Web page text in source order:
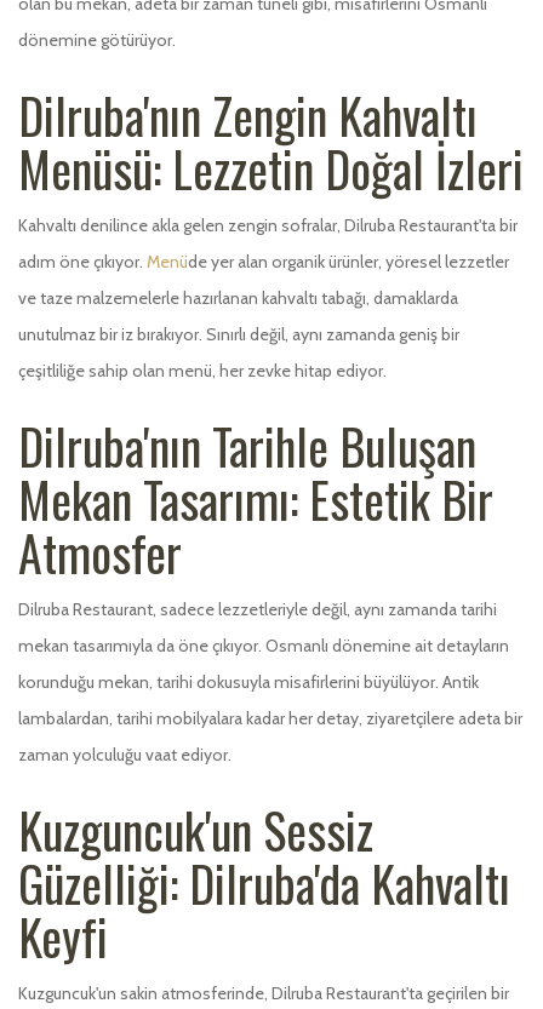
dönemine götürüyor.
Dilruba'nın Zengin Kahvaltı
Menüsü: Lezzetin Doğal İzleri
Kahvaltı denilince akla gelen zengin sofralar, Dilruba Restaurant'ta bir
adım öne çıkıyor. Menüde yer alan organik ürünler, yöresel lezzetler
ve taze malzemelerle hazırlanan kahvaltı tabağı, damaklarda
unutulmaz bir iz bırakıyor. Sınırlı değil, aynı zamanda geniş bir
çeşitliliğe sahip olan menü, her zevke hitap ediyor.
Dilruba'nın Tarihle Buluşan
Mekan Tasarımı: Estetik Bir
Atmosfer
Dilruba Restaurant, sadece lezzetleriyle değil, aynı zamanda tarihi
mekan tasarımıyla da öne çıkıyor. Osmanlı dönemine ait detayların
korunduğu mekan, tarihi dokusuyla misafirlerini büyülüyor. Antik
lambalardan, tarihi mobilyalara kadar her detay, ziyaretçilere adeta bir
zaman yolculuğu vaat ediyor.
Kuzguncuk'un Sessiz
Güzelliği: Dilruba'da Kahvaltı
Keyfi
Kuzguncuk'un sakin atmosferinde, Dilruba Restaurant'ta geçirilen bir